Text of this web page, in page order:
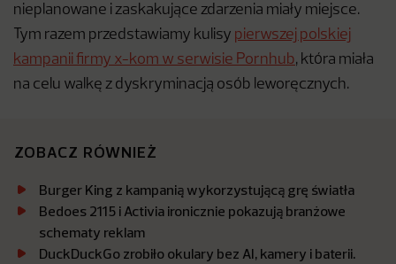
nieplanowane i zaskakujące zdarzenia miały miejsce.
Tym razem przedstawiamy kulisy pierwszej polskiej
kampanii firmy x-kom w serwisie Pornhub, która miała
na celu walkę z dyskryminacją osób leworęcznych.
ZOBACZ RÓWNIEŻ
Burger King z kampanią wykorzystującą grę światła
Bedoes 2115 i Activia ironicznie pokazują branżowe
schematy reklam
DuckDuckGo zrobiło okulary bez AI, kamery i baterii.